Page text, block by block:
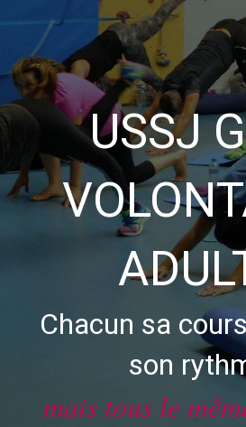
USSJ
Chacun sa
son
mais tous le